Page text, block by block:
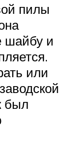
пилы
шайбу и
или
был